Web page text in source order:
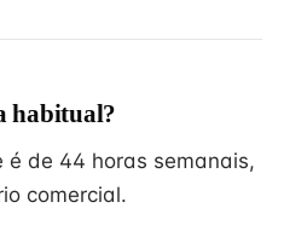
habitual?
de 44 horas semanais,
comercial.